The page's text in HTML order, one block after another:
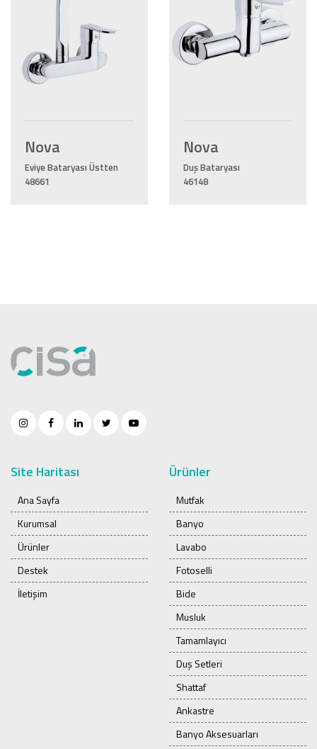
Nova
Eviye Bataryası Üstten
48661
Nova
Duş Bataryası
46148
Site Haritası
Ana Sayfa
Kurumsal
Ürünler
Destek
İletişim
Ürünler
Mutfak
Banyo
Lavabo
Fotoselli
Bide
Musluk
Tamamlayıcı
Duş Setleri
Shattaf
Ankastre
Banyo Aksesuarları